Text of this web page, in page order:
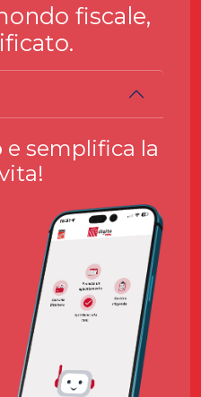
fiscale,
e semplifica la